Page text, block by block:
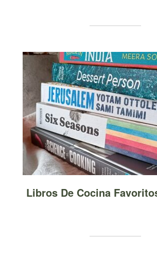
Libros De Cocina